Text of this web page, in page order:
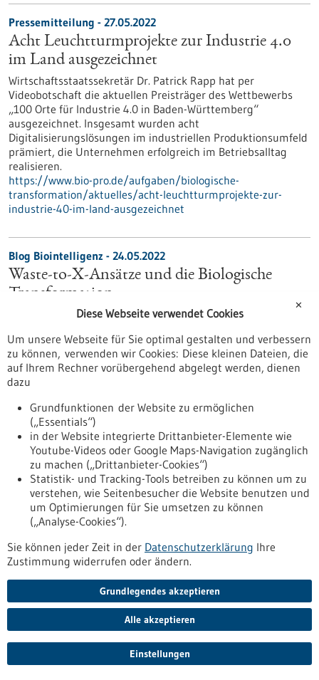
Pressemitteilung - 27.05.2022
Acht Leuchtturmprojekte zur Industrie 4.0
im Land ausgezeichnet
Wirtschaftsstaatssekretär Dr. Patrick Rapp hat per
Videobotschaft die aktuellen Preisträger des Wettbewerbs
„100 Orte für Industrie 4.0 in Baden-Württemberg“
ausgezeichnet. Insgesamt wurden acht
Digitalisierungslösungen im industriellen Produktionsumfeld
prämiert, die Unternehmen erfolgreich im Betriebsalltag
realisieren.
https://www.bio-pro.de/aufgaben/biologische-
transformation/aktuelles/acht-leuchtturmprojekte-zur-
industrie-40-im-land-ausgezeichnet
Blog Biointelligenz - 24.05.2022
Waste-to-X-Ansätze und die Biologische
Transformation
Feinchemikalien aus Müll: Abfälle können nicht nur zur
auch als Rohstoff für verschiedene Produkte dienen.
https://www.bio-pro.de/aufgaben/biologische-
transformation/aktuelles/waste-x-ansaetze-und-die-
biologische-transformation
Pressemitteilung - 23.05.2022
Wirtschaftsministerin besucht Unternehmen
mit zukunftsweisenden Ideen
Sei es der Digitalversicherer Getsafe, eines der größten Start-
ups in Baden-Württemberg, sei es die Firma Alstom, weltweit
zweitgrößter Bahntechnikkonzern, oder Essity, global
Wirtschaftsministerin Dr. Nicole Hoffmeister-Kraut
informierte sich bei Firmen-Besuchen in Heidelberg und
Mannheim über innovative Lösungen und zukunftsweisende
https://www.bio-pro.de/aufgaben/biologische-
transformation/aktuelles/wirtschaftsministerin-besucht-
unternehmen-mit-zukunftsweisenden-ideen
✕
Diese Webseite verwendet Cookies
Um unsere Webseite für Sie optimal gestalten und verbessern
zu können, verwenden wir Cookies: Diese kleinen Dateien, die
auf Ihrem Rechner vorübergehend abgelegt werden, dienen
dazu
Grundfunktionen der Website zu ermöglichen
(„Essentials“)
in der Website integrierte Drittanbieter-Elemente wie
Youtube-Videos oder Google Maps-Navigation zugänglich
zu machen („Drittanbieter-Cookies“)
Statistik- und Tracking-Tools betreiben zu können um zu
verstehen, wie Seitenbesucher die Website benutzen und
um Optimierungen für Sie umsetzen zu können
(„Analyse-Cookies“).
Sie können jeder Zeit in der Datenschutzerklärung Ihre
Zustimmung widerrufen oder ändern.
Grundlegendes akzeptieren
Alle akzeptieren
Einstellungen